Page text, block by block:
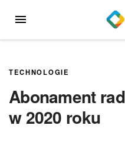
MENU
TECHNOLOGIE
Abonament
w 2020 roku